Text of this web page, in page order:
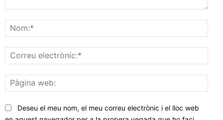
web:
Deseu el meu nom, el meu correu electrònic i el lloc web